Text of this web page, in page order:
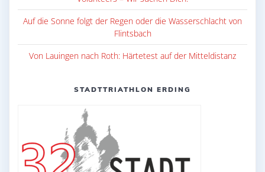
Auf die Sonne folgt der Regen oder die Wasserschlacht von
Flintsbach
Von Lauingen nach Roth: Härtetest auf der Mitteldistanz
STADTTRIATHLON ERDING